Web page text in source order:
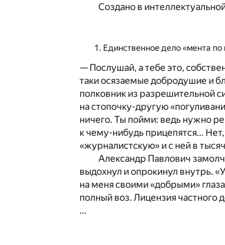
Создано в
Единственное дело «мента
— Послушай, а тебе это,
таки осязаемые добродушие и
полковник из разрешительной
на стопочку-другую
ничего. Ты пойми: ведь нужно
к чему-нибудь прицепятся… Нет,
«журналистскую» и с ней в
Александр Павлович
выдохнул и опрокинул внутрь.
на меня своими «добрыми»
полный воз. Лицензия частного
...